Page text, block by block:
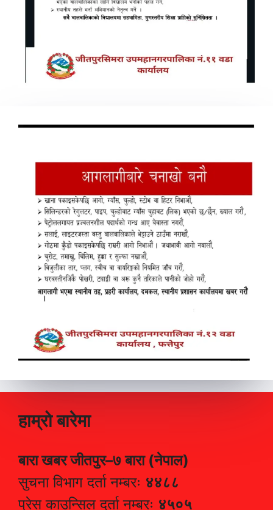
हाम्रो बारेमा
बारा खबर जीतपुर–७ बारा (नेपाल)
सुचना विभाग दर्ता नम्बरः ४४८८
प्रेस काउन्सिल दर्ता नम्बरः ४५०५